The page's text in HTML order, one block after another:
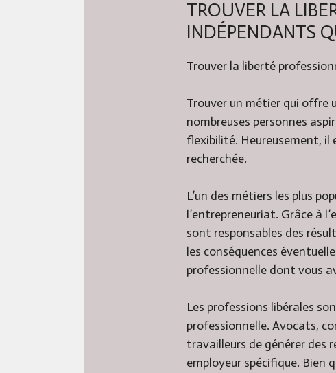
TROUVER LA
INDÉPENDANTS
Trouver la liberté
Trouver un métier qui offre
nombreuses personnes
flexibilité. Heureusement,
recherchée.
L’un des métiers les plus
l’entrepreneuriat. Grâce à
sont responsables des
les conséquences
professionnelle dont vous
Les professions libérales
professionnelle. Avocats,
travailleurs de générer des
employeur spécifique. Bien